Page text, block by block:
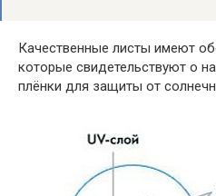
Качественные листы имеют
которые свидетельствуют о
плёнки для защиты от